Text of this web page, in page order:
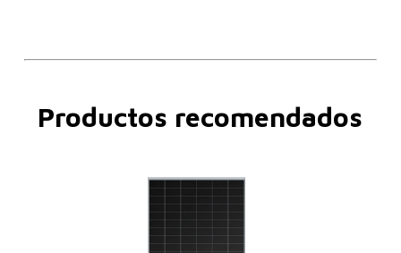
Productos recomendados